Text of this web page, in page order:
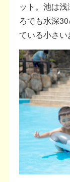
ット。池は
ろでも水深
ている小さい